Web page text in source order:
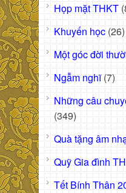
Họp mặt THKT
Khuyến học (26)
Một góc đời
Ngẫm nghĩ(7)
Những câu
(349)
Quà tặng âm
Quỹ Gia đình
Tết Bính Thân